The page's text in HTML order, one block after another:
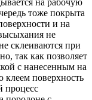
тоже покрыта
и на
не
склеиваются при
так как позволяет
с нанесенным на
поверхность
процесс